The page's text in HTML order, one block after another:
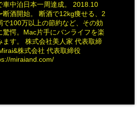
車中泊日本一周達成。 2018.10
断酒開始。 断酒で12kg痩せる、2
で100万以上の節約など、その効
驚愕。Mac片手にバンライフを楽
ます。 株式会社美人家 代表取締
株式会社 代表取締役
miraiand.com/